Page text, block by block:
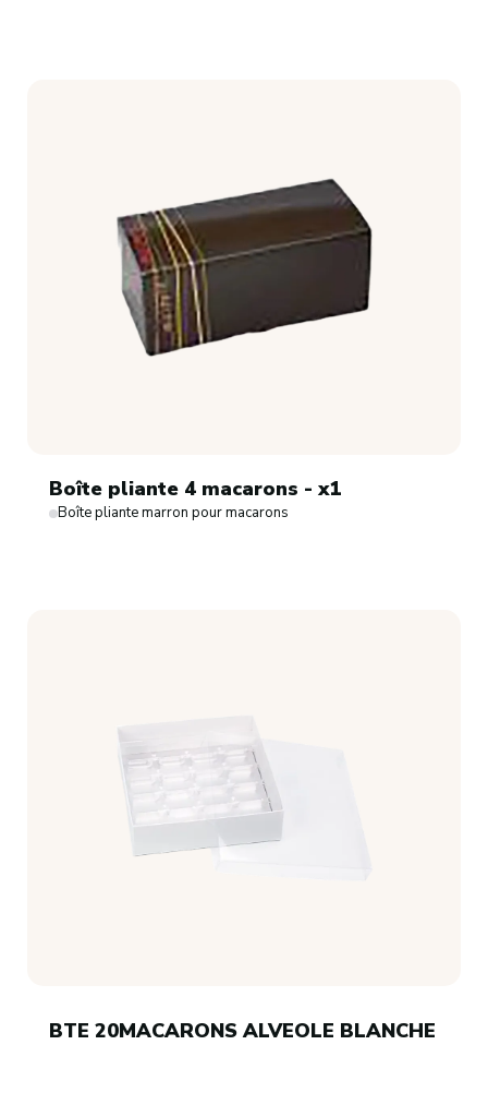
Boîte pliante 4 macarons - x1
Boîte pliante marron pour macarons
BTE 20MACARONS ALVEOLE BLANCHE